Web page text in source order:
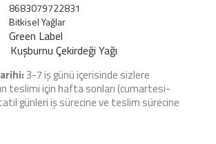
8683079722831
Bitkisel Yağlar
Green Label
Kuşburnu Çekirdeği Yağı
3-7 iş günü içerisinde sizlere
teslimi için hafta sonları (cumartesi-
günleri iş sürecine ve teslim sürecine